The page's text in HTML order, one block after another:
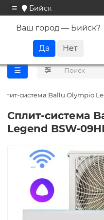
Бийск
Ваш город — Бийск?
система Ballu Olympio
Сплит-система
Legend BSW-